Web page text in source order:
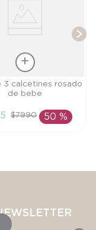
AÑADIR AL
3 calcetines rosado
de bebe
$7990 50 %